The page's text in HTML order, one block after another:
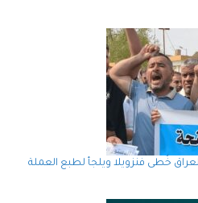
خُطى فنزويلا ويلجأ لطبع العملة